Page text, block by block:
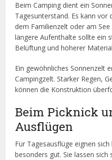
Beim Camping dient ein
Tagesunterstand. Es kann vor
dem Familienzelt oder am
längere Aufenthalte sollte ein
Belüftung und höherer
Ein gewöhnliches Sonnenzelt
Campingzelt. Starker Regen,
können die Konstruktion
Beim Picknick
Ausflügen
Für Tagesausflüge eignen
besonders gut. Sie lassen